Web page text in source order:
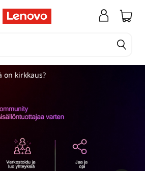
on kirkkaus?